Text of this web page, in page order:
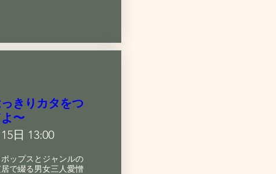
きりカタをつ
〜
日 13:00
ップスとジャンルの
で綴る男女三人愛憎